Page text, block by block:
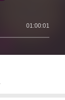
01:00:01